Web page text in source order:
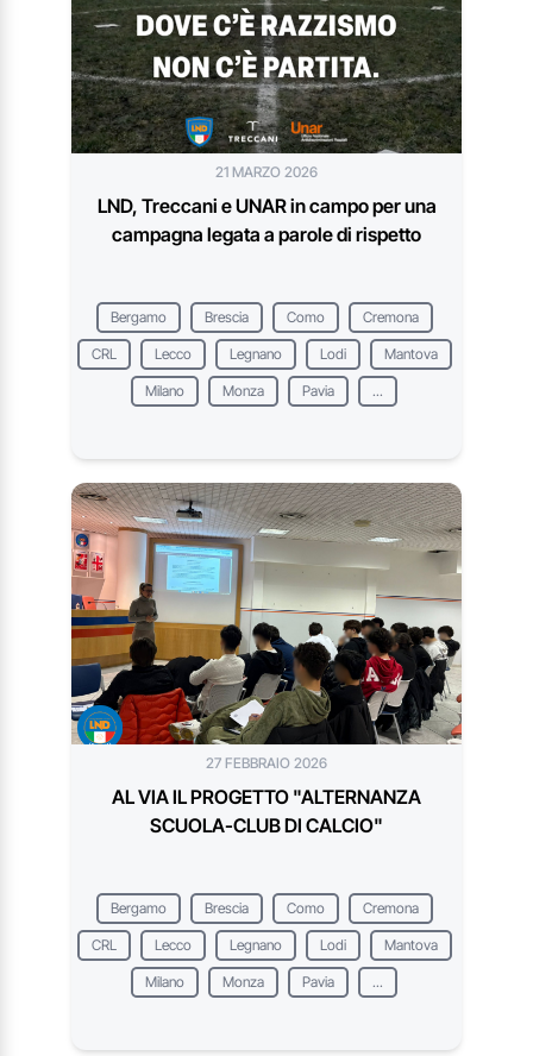
21 MARZO 2026
LND, Treccani e UNAR in campo per una
campagna legata a parole di rispetto
Bergamo Brescia Como Cremona
CRL Lecco Legnano Lodi Mantova
Milano Monza Pavia ...
27 FEBBRAIO 2026
AL VIA IL PROGETTO "ALTERNANZA
SCUOLA-CLUB DI CALCIO"
Bergamo Brescia Como Cremona
CRL Lecco Legnano Lodi Mantova
Milano Monza Pavia ...